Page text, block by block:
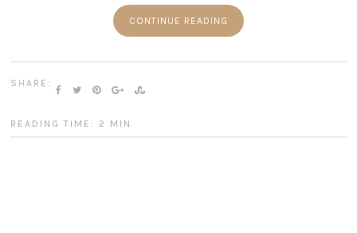
CONTINUE READING
SHARE:
READING TIME: 2 MIN